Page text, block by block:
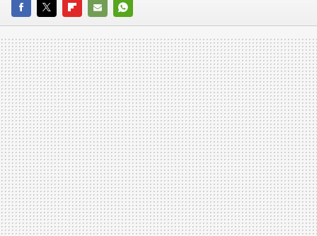
FACEBOOK
TWITTERFLIPBOARD
E-
MAIL
WHATSAPP